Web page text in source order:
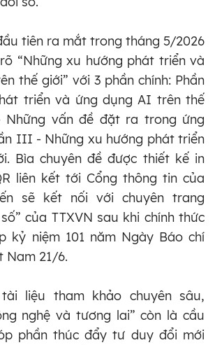
tiên ra mắt trong tháng 5/2026
“Những xu hướng phát triển và
thế giới” với 3 phần chính: Phần
triển và ứng dụng AI trên thế
vấn đề đặt ra trong ứng
III - Những xu hướng phát triển
Bìa chuyên đề được thiết kế in
liên kết tới Cổng thông tin của
sẽ kết nối với chuyên trang
của TTXVN sau khi chính thức
kỷ niệm 101 năm Ngày Báo chí
Nam 21/6.
liệu tham khảo chuyên sâu,
nghệ và tương lai” còn là cầu
phần thúc đẩy tư duy đổi mới